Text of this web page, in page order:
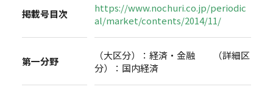
掲載号目次
https://www.nochuri.co.jp/periodic
al/market/contents/2014/11/
第一分野
（大区分）：経済・金融 （詳細区
分）：国内経済